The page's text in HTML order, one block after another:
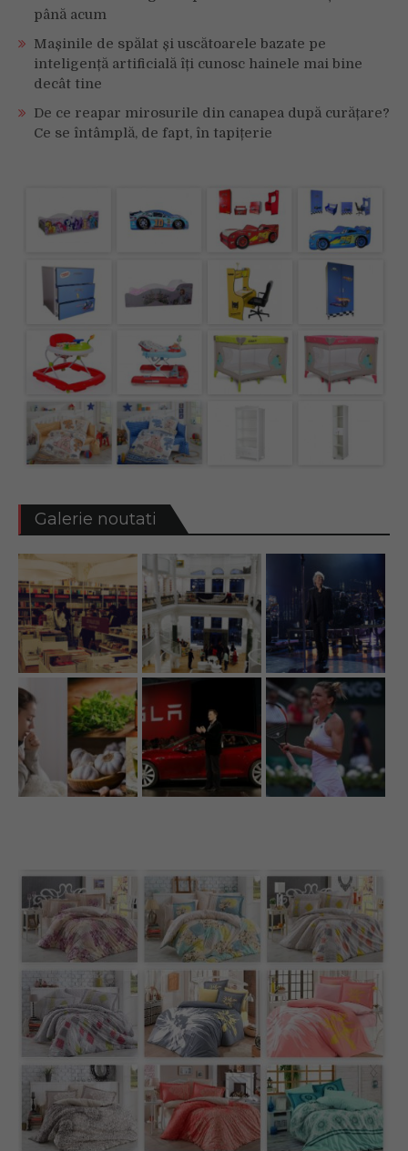
până acum
Mașinile de spălat și uscătoarele bazate pe
inteligență artificială îți cunosc hainele mai bine
decât tine
De ce reapar mirosurile din canapea după curățare?
Ce se întâmplă, de fapt, în tapițerie
Galerie noutati